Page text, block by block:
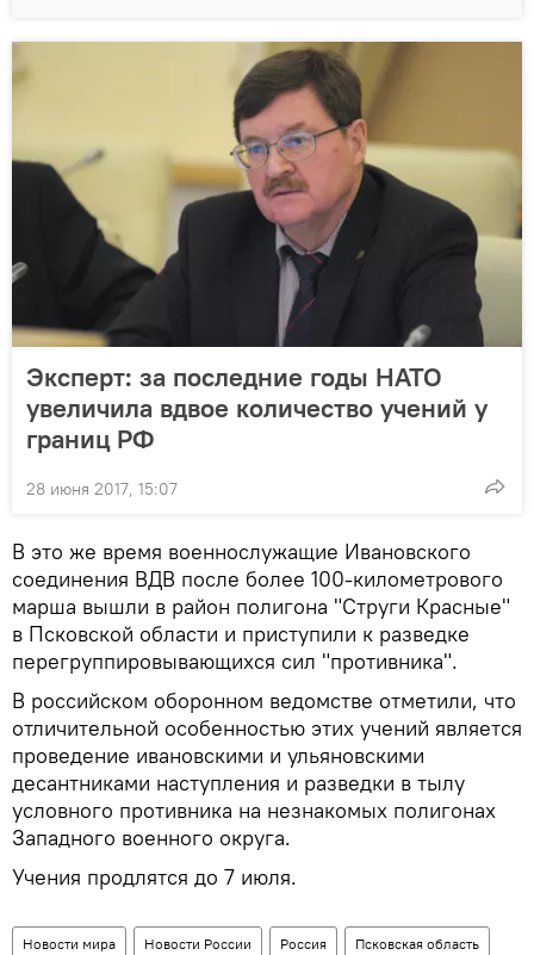
Эксперт: за последние годы НАТО
увеличила вдвое количество учений у
границ РФ
28 июня 2017, 15:07
В это же время военнослужащие Ивановского
соединения ВДВ после более 100-километрового
марша вышли в район полигона "Струги Красные"
в Псковской области и приступили к разведке
перегруппировывающихся сил "противника".
В российском оборонном ведомстве отметили, что
отличительной особенностью этих учений является
проведение ивановскими и ульяновскими
десантниками наступления и разведки в тылу
условного противника на незнакомых полигонах
Западного военного округа.
Учения продлятся до 7 июля.
Новости мира Новости России Россия Псковская область